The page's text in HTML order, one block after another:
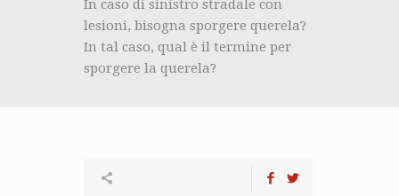
In caso di sinistro stradale con
lesioni, bisogna sporgere querela?
In tal caso, qual è il termine per
sporgere la querela?